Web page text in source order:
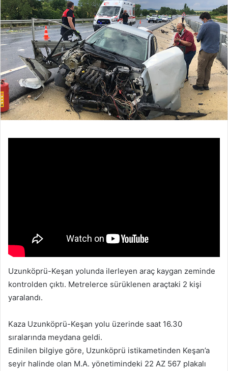
göndermek
Uzunköprü-Keşan yolunda ilerleyen araç kaygan zeminde
kontrolden çıktı. Metrelerce sürüklenen araçtaki 2 kişi
yaralandı.
Kaza Uzunköprü-Keşan yolu üzerinde saat 16.30
sıralarında meydana geldi.
Edinilen bilgiye göre, Uzunköprü istikametinden Keşan’a
seyir halinde olan M.A. yönetimindeki 22 AZ 567 plakalı